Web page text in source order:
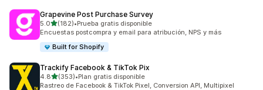
Grapevine Post Purchase Survey
5.0de 5 estrellas
(182)
182 reseñas en total
•Prueba gratis disponible
Encuestas postcompra y email para atribución, NPS y más
Built for Shopify
Trackify Facebook & TikTok Pix
4.8de 5 estrellas
(353)
353 reseñas en total
•Plan gratis disponible
Rastreo de Facebook & TikTok Pixel, Conversion API, Multipixel